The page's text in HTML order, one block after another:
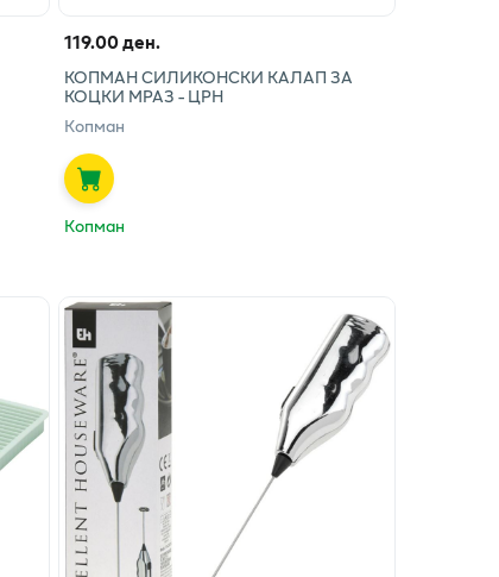
119.00 ден.
КОПМАН СИЛИКОНСКИ КАЛАП ЗА
КОЦКИ МРАЗ - ЦРН
Копман
Копман